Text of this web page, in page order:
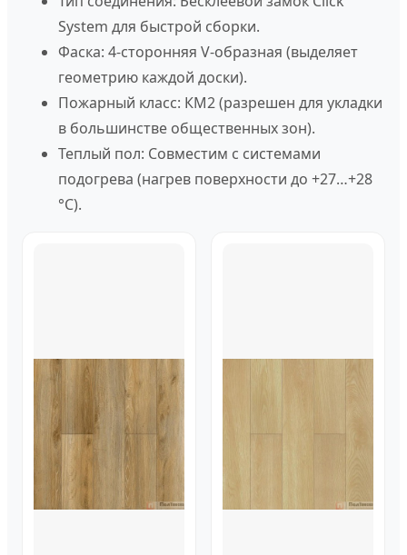
System для быстрой сборки.
Фаска: 4-сторонняя V-образная (выделяет
геометрию каждой доски).
Пожарный класс: КМ2 (разрешен для укладки
в большинстве общественных зон).
Теплый пол: Совместим с системами
подогрева (нагрев поверхности до +27…+28
°C).